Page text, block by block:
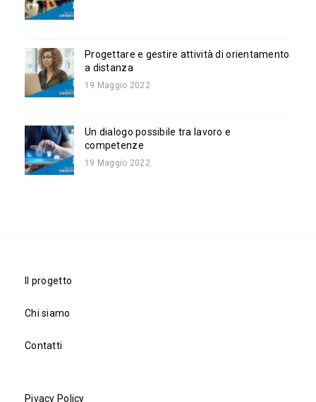
Progettare e gestire attività di orientamento
a distanza
19 Maggio 2022
Un dialogo possibile tra lavoro e
competenze
19 Maggio 2022
Il progetto
Chi siamo
Contatti
Pivacy Policy